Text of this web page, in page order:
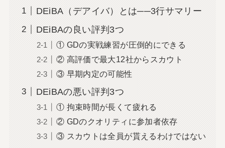
DEiBA（デアイバ）とは──3行サマリー
DEiBAの良い評判3つ
① GDの実戦練習が圧倒的にできる
② 高評価で最大12社からスカウト
③ 早期内定の可能性
DEiBAの悪い評判3つ
① 拘束時間が長くて疲れる
② GDのクオリティに参加者依存
③ スカウトは全員が貰えるわけではない